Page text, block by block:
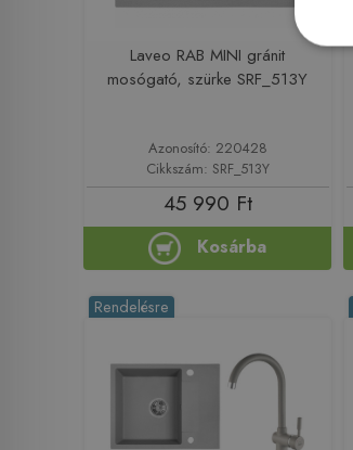
Laveo RAB MINI gránit
mosógató, szürke SRF_513Y
Azonosító: 220428
Cikkszám: SRF_513Y
45 990 Ft
Kosárba
Rendelésre